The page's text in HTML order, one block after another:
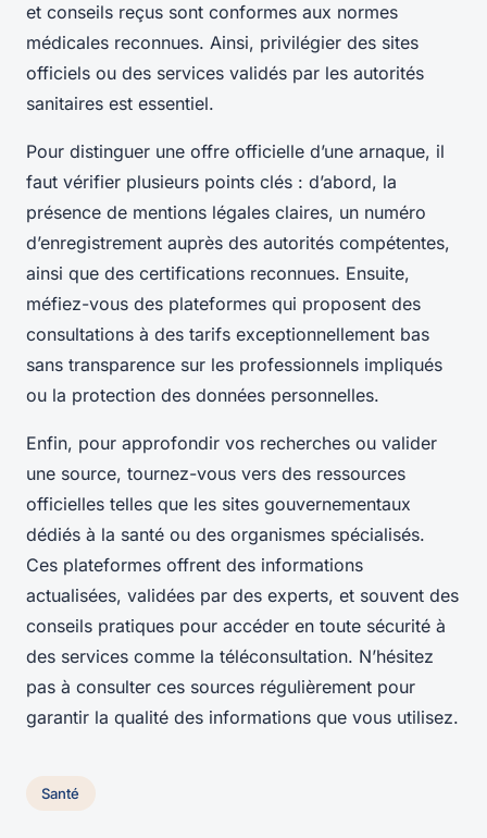
et conseils reçus sont conformes aux normes
médicales reconnues. Ainsi, privilégier des sites
officiels ou des services validés par les autorités
sanitaires est essentiel.
Pour distinguer une offre officielle d’une arnaque, il
faut vérifier plusieurs points clés : d’abord, la
présence de mentions légales claires, un numéro
d’enregistrement auprès des autorités compétentes,
ainsi que des certifications reconnues. Ensuite,
méfiez-vous des plateformes qui proposent des
consultations à des tarifs exceptionnellement bas
sans transparence sur les professionnels impliqués
ou la protection des données personnelles.
Enfin, pour approfondir vos recherches ou valider
une source, tournez-vous vers des ressources
officielles telles que les sites gouvernementaux
dédiés à la santé ou des organismes spécialisés.
Ces plateformes offrent des informations
actualisées, validées par des experts, et souvent des
conseils pratiques pour accéder en toute sécurité à
des services comme la téléconsultation. N’hésitez
pas à consulter ces sources régulièrement pour
garantir la qualité des informations que vous utilisez.
Santé